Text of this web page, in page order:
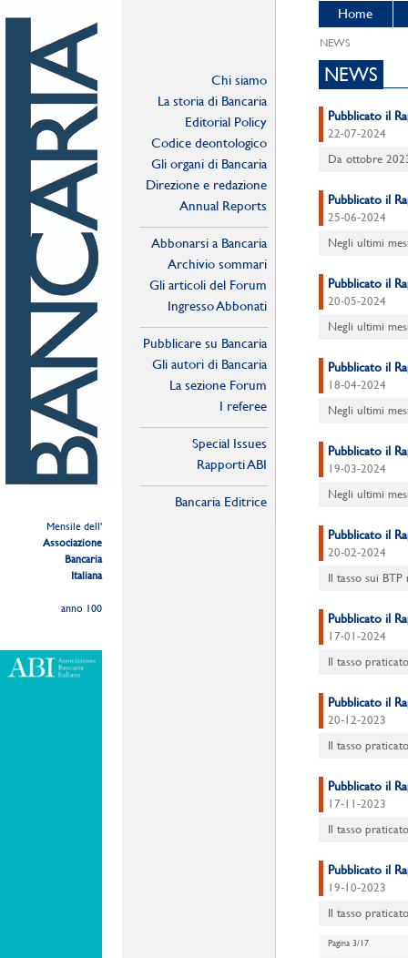
Mensile dell'
Associazione
Bancaria
Italiana
anno 100
Chi siamo
La storia di Bancaria
Editorial Policy
Codice deontologico
Gli organi di Bancaria
Direzione e redazione
Annual Reports
Abbonarsi a Bancaria
Archivio sommari
Gli articoli del Forum
Ingresso Abbonati
Pubblicare su Bancaria
Gli autori di Bancaria
La sezione Forum
I referee
Special Issues
Rapporti ABI
Bancaria Editrice
Home
NEWS
NEWS
Pubblicato il
22-07-2024
Da ottobre
Pubblicato il
25-06-2024
Negli ultimi
Pubblicato il
20-05-2024
Negli ultimi
Pubblicato il
18-04-2024
Negli ultimi
Pubblicato il
19-03-2024
Negli ultimi
Pubblicato il
20-02-2024
Il tasso sui
Pubblicato il
17-01-2024
Il tasso
Pubblicato il
20-12-2023
Il tasso
Pubblicato il
17-11-2023
Il tasso
Pubblicato il
19-10-2023
Il tasso
Pagina 3/17